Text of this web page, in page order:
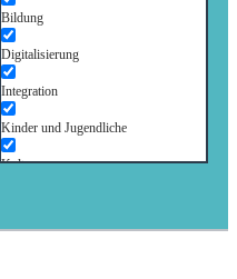
Bildung
Digitalisierung
Integration
Kinder und Jugendliche
Kultur